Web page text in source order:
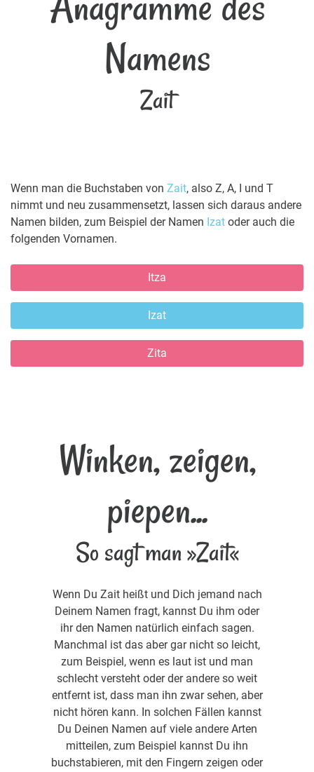
Namens
Zait
Wenn man die Buchstaben von Zait, also Z, A, I und T
nimmt und neu zusammensetzt, lassen sich daraus andere
Namen bilden, zum Beispiel der Namen Izat oder auch die
folgenden Vornamen.
Itza
Izat
Zita
Winken, zeigen,
piepen...
So sagt man »Zait«
Wenn Du Zait heißt und Dich jemand nach
Deinem Namen fragt, kannst Du ihm oder
ihr den Namen natürlich einfach sagen.
Manchmal ist das aber gar nicht so leicht,
zum Beispiel, wenn es laut ist und man
schlecht versteht oder der andere so weit
entfernt ist, dass man ihn zwar sehen, aber
nicht hören kann. In solchen Fällen kannst
Du Deinen Namen auf viele andere Arten
mitteilen, zum Beispiel kannst Du ihn
buchstabieren, mit den Fingern zeigen oder